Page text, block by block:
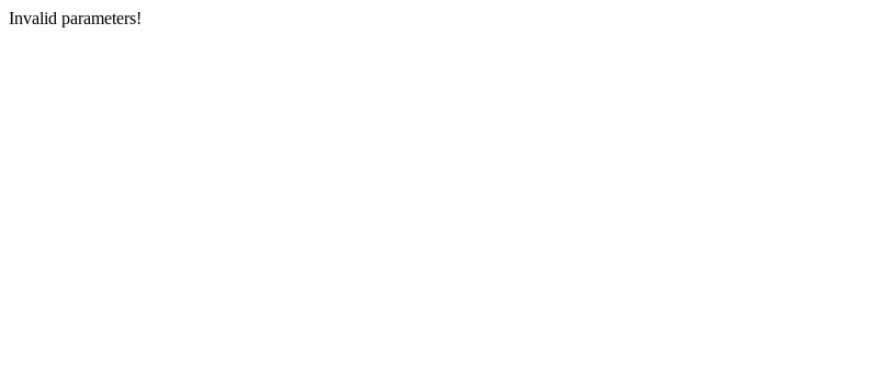
Invalid parameters!